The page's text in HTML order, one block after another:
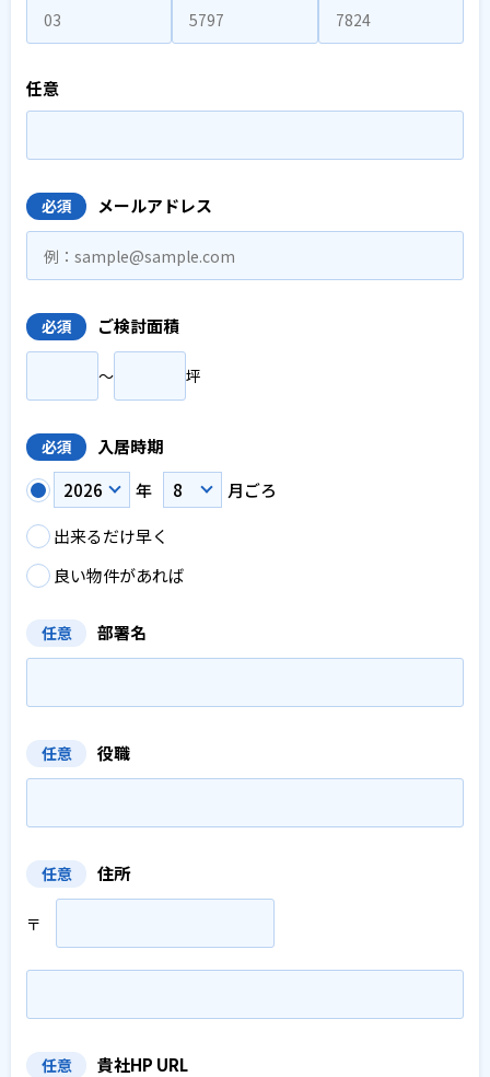
任意
必須 メールアドレス
必須 ご検討面積
〜 坪
必須
入居時期
年
月ごろ
出来るだけ早く
良い物件があれば
任意 部署名
任意 役職
任意 住所
〒
任意 貴社HP URL